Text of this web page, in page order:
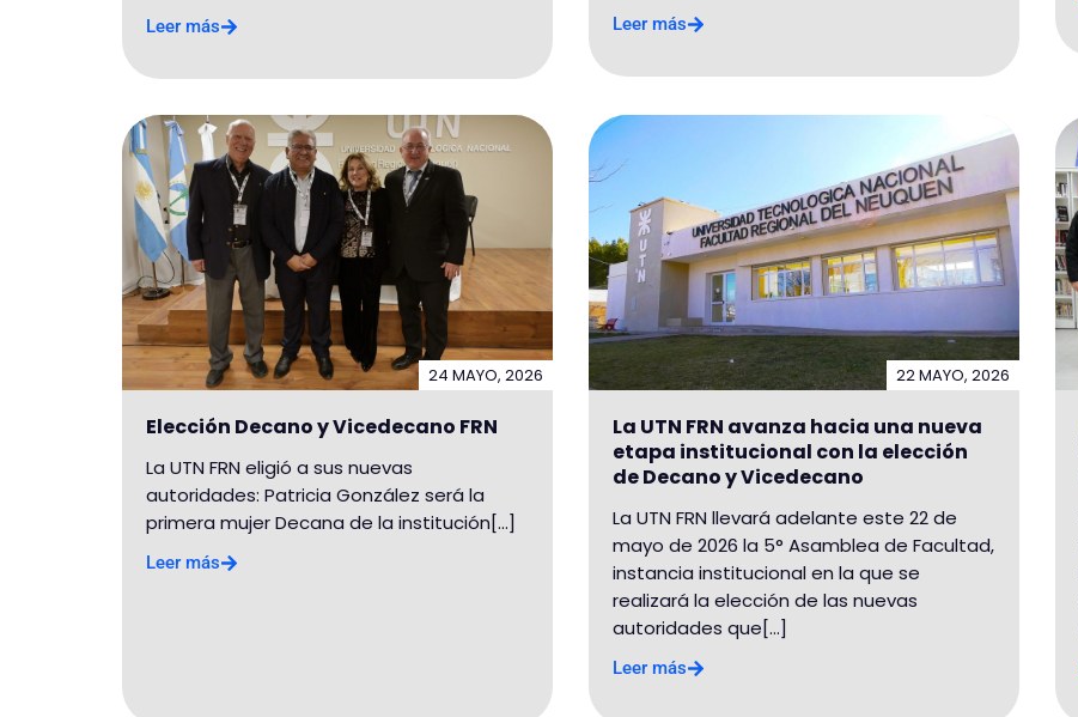
Leer más Leer más
24 MAYO, 2026
Elección Decano y Vicedecano FRN
La UTN FRN eligió a sus nuevas
autoridades: Patricia González será la
primera mujer Decana de la institución[...]
Leer más
22 MAYO, 2026
La UTN FRN avanza hacia una nueva
etapa institucional con la elección
de Decano y Vicedecano
La UTN FRN llevará adelante este 22 de
mayo de 2026 la 5° Asamblea de Facultad,
instancia institucional en la que se
realizará la elección de las nuevas
autoridades que[...]
Leer más